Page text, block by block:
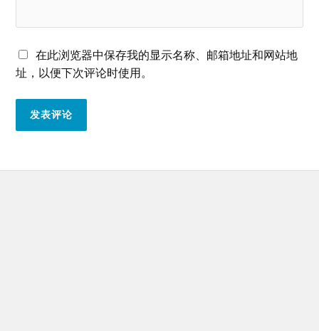
在此浏览器中保存我的显示名称、邮箱地址和网站地
址，以便下次评论时使用。